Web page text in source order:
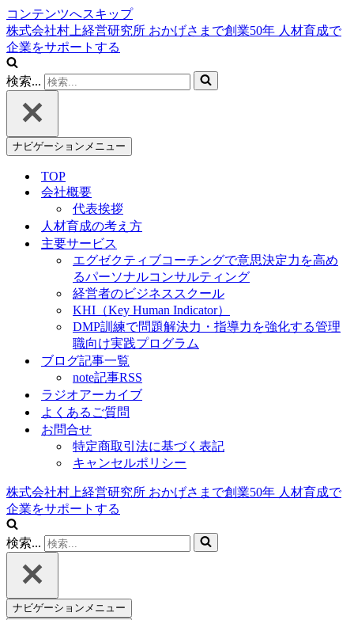
コンテンツへスキップ
株式会社村上経営研究所 おかげさまで創業50年 人材育成で
企業をサポートする
検索...
ナビゲーションメニュー
TOP
会社概要
代表挨拶
人材育成の考え方
主要サービス
エグゼクティブコーチングで意思決定力を高め
るパーソナルコンサルティング
経営者のビジネススクール
KHI（Key Human Indicator）
DMP訓練で問題解決力・指導力を強化する管理
職向け実践プログラム
ブログ記事一覧
note記事RSS
ラジオアーカイブ
よくあるご質問
お問合せ
特定商取引法に基づく表記
キャンセルポリシー
株式会社村上経営研究所 おかげさまで創業50年 人材育成で
企業をサポートする
検索...
ナビゲーションメニュー